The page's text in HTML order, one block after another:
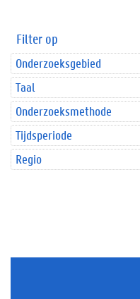
Filter op
Onderzoeksgebied
Taal
Onderzoeksmethode
Tijdsperiode
Regio